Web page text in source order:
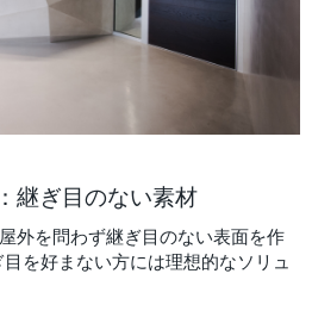
継ぎ目のない素材
外を問わず継ぎ目のない表面を作
を好まない方には理想的なソリュ